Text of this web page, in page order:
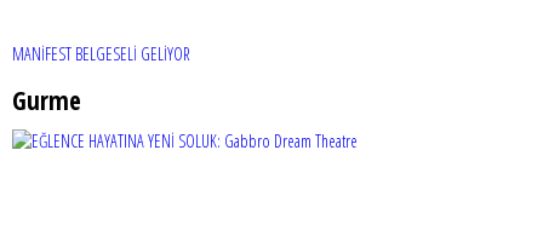
MANİFEST BELGESELİ GELİYOR
Gurme